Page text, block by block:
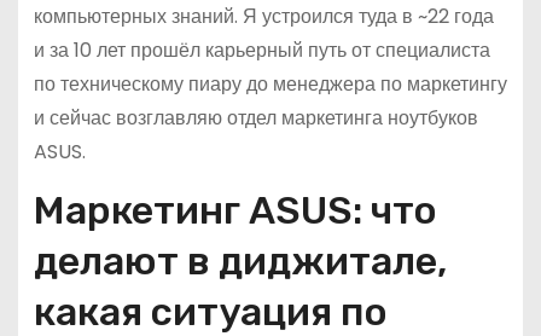
компьютерных знаний. Я устроился туда в ~22 года
и за 10 лет прошёл карьерный путь от специалиста
по техническому пиару до менеджера по маркетингу
и сейчас возглавляю отдел маркетинга ноутбуков
ASUS.
Маркетинг ASUS: что
делают в диджитале,
какая ситуация по